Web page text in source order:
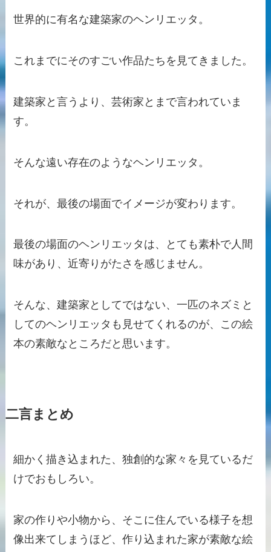
世界的に有名な建築家のヘンリエッタ。
これまでにそのすごい作品たちを見てきました。
建築家と言うより、芸術家とまで言われていま
す。
そんな遠い存在のようなヘンリエッタ。
それが、最後の場面でイメージが変わります。
最後の場面のヘンリエッタは、とても素朴で人間
味があり、近寄りがたさを感じません。
そんな、建築家としてではない、一匹のネズミと
してのヘンリエッタも見せてくれるのが、この絵
本の素敵なところだと思います。
二言まとめ
細かく描き込まれた、独創的な家々を見ているだ
けでおもしろい。
家の作りや小物から、そこに住んでいる様子を想
像出来てしまうほど、作り込まれた家が素敵な絵